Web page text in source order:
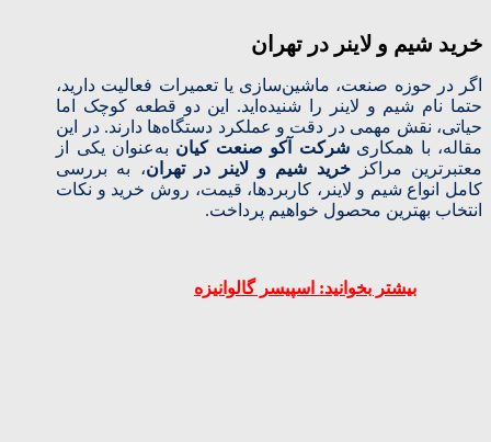
خرید شیم و لاینر در تهران
اگر در حوزه صنعت، ماشین‌سازی یا تعمیرات فعالیت دارید،
حتما نام شیم و لاینر را شنیده‌اید. این دو قطعه کوچک اما
حیاتی، نقش مهمی در دقت و عملکرد دستگاه‌ها دارند. در این
مقاله، با همکاریشرکت آکو صنعت کیان به‌عنوان یکی از
معتبرترین مراکزخرید شیم و لاینر در تهران، به بررسی
کامل انواع شیم و لاینر، کاربردها، قیمت، روش خرید و نکات
انتخاب بهترین محصول خواهیم پرداخت.
بیشتر بخوانید: اسپیسر گالوانیزه